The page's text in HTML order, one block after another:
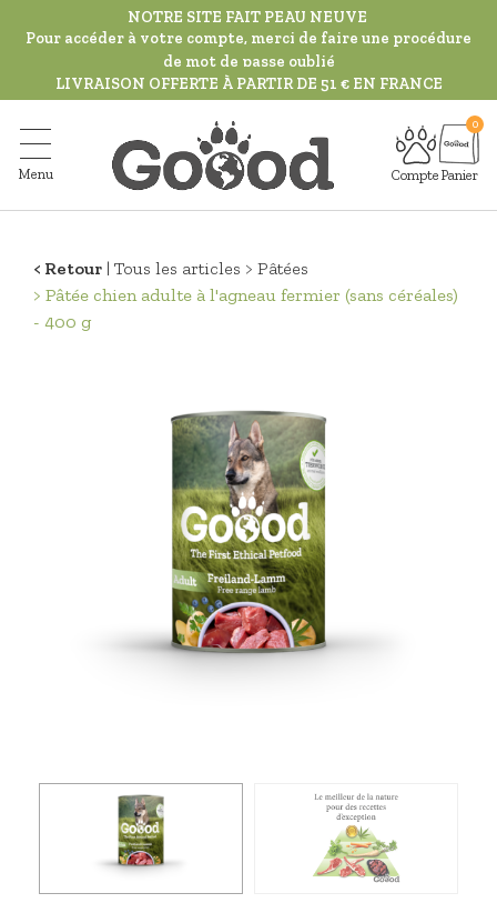
principal
NOTRE SITE FAIT PEAU NEUVE
Pour accéder à votre compte, merci de faire une procédure
de mot de passe oublié
LIVRAISON OFFERTE À PARTIR DE 51 € EN FRANCE
Menu Compte Panier
Retour Tous les articles
Pâtées
Pâtée chien adulte à l'agneau fermier (sans céréales)
- 400 g